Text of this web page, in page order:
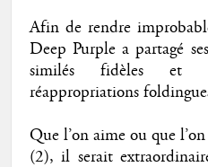
Afin de rendre
Deep Purple a partagé
similés fidèles et
réappropriations
Que l’on aime ou que
(2), il serait